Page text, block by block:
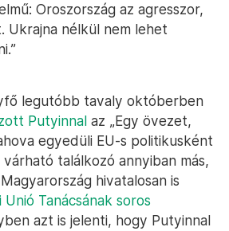
Oroszország az agresszor,
Ukrajna nélkül nem lehet
legutóbb tavaly októberben
Putyinnal az „Egy övezet,
egyedüli EU-s politikusként
találkozó annyiban más,
hivatalosan is
Tanácsának soros
azt is jelenti, hogy Putyinnal